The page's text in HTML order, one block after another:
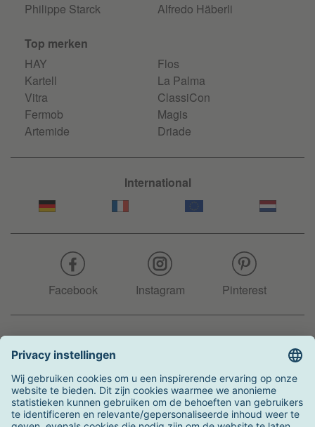
Philippe Starck
Alfredo Häberli
Top merken
HAY
Kartell
Vitra
Fermob
Artemide
Flos
La Palma
ClassiCon
Magis
Driade
International
Facebook Instagram Pinterest
+31 204 990 283